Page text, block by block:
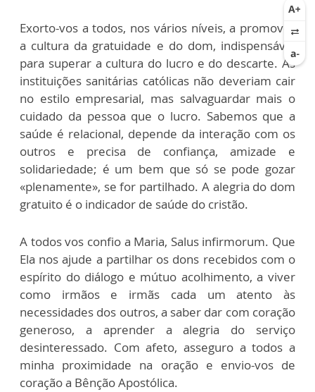
Exorto-vos a todos, nos vários níveis, a promover
a cultura da gratuidade e do dom, indispensável
para superar a cultura do lucro e do descarte. As
instituições sanitárias católicas não deveriam cair
no estilo empresarial, mas salvaguardar mais o
cuidado da pessoa que o lucro. Sabemos que a
saúde é relacional, depende da interação com os
outros e precisa de confiança, amizade e
solidariedade; é um bem que só se pode gozar
«plenamente», se for partilhado. A alegria do dom
gratuito é o indicador de saúde do cristão.
A todos vos confio a Maria, Salus infirmorum. Que
Ela nos ajude a partilhar os dons recebidos com o
espírito do diálogo e mútuo acolhimento, a viver
como irmãos e irmãs cada um atento às
necessidades dos outros, a saber dar com coração
generoso, a aprender a alegria do serviço
desinteressado. Com afeto, asseguro a todos a
minha proximidade na oração e envio-vos de
coração a Bênção Apostólica.